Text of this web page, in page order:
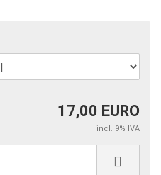
17,00 EURO
incl. 9% IVA